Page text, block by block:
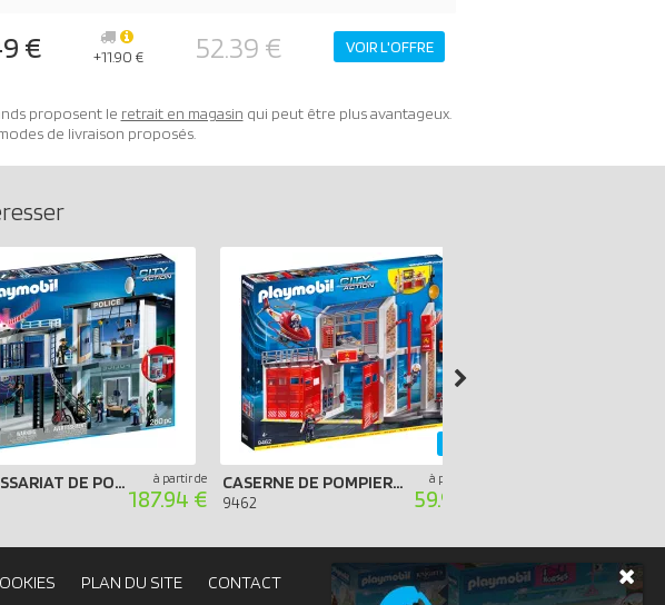
€ 52.39 € VOIR L'OFFRE
+11.90 €
proposent le retrait en magasin qui peut être plus avantageux.
de livraison proposés.
COMMISSARIAT DE POLICE AVEC SYSTÈME D`ALARME à partir de
187.94 €
CASERNE DE POMPIERS AVEC HÉLICOPTÈRE
9462
à partir de
59.99 €
PLAN DU SITE CONTACT